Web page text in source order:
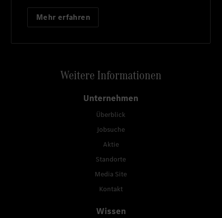
Mehr erfahren
Weitere Informationen
Unternehmen
Überblick
Jobsuche
Aktie
Standorte
Media Site
Kontakt
Wissen